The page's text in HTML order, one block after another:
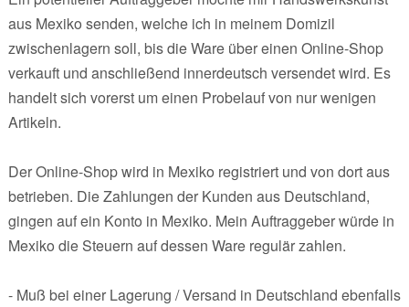
aus Mexiko senden, welche ich in meinem Domizil
zwischenlagern soll, bis die Ware über einen Online-Shop
verkauft und anschließend innerdeutsch versendet wird. Es
handelt sich vorerst um einen Probelauf von nur wenigen
Artikeln.
Der Online-Shop wird in Mexiko registriert und von dort aus
betrieben. Die Zahlungen der Kunden aus Deutschland,
gingen auf ein Konto in Mexiko. Mein Auftraggeber würde in
Mexiko die Steuern auf dessen Ware regulär zahlen.
- Muß bei einer Lagerung / Versand in Deutschland ebenfalls